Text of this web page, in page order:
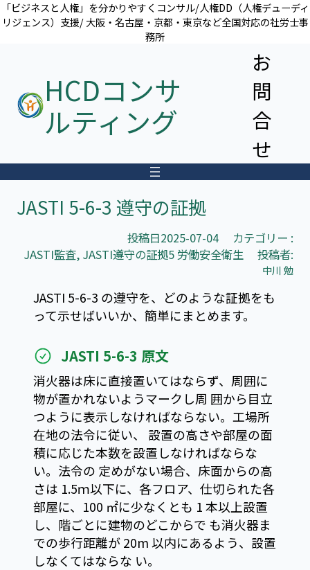
内
容
「ビジネスと人権」を分かりやすくコンサル/人権DD（人権デューディ
リジェンス）支援/ 大阪・名古屋・京都・東京など全国対応の社労士事
務所
HCDコンサ
ルティング
お
問
合
せ
JASTI 5-6-3 遵守の証拠
投稿日2025-07-04カテゴリー :
JASTI監査, JASTI遵守の証拠5 労働安全衛生 投稿者:
中川 勉
JASTI 5-6-3 の遵守を、どのような証拠をも
って示せばいいか、簡単にまとめます。
JASTI 5-6-3 原文
消火器は床に直接置いてはならず、周囲に
物が置かれないようマークし周 囲から目立
つように表示しなければならない。工場所
在地の法令に従い、 設置の高さや部屋の面
積に応じた本数を設置しなければならな
い。法令の 定めがない場合、床面からの高
さは 1.5ｍ以下に、各フロア、仕切られた各
部屋に、100 ㎡に少なくとも 1 本以上設置
し、階ごとに建物のどこからで も消火器ま
での歩行距離が 20m 以内にあるよう、設置
しなくてはならな い。